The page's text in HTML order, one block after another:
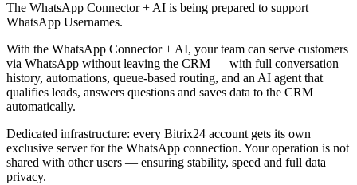
The WhatsApp Connector + AI is being prepared to support
WhatsApp Usernames.
With the WhatsApp Connector + AI, your team can serve customers
via WhatsApp without leaving the CRM — with full conversation
history, automations, queue-based routing, and an AI agent that
qualifies leads, answers questions and saves data to the CRM
automatically.
Dedicated infrastructure: every Bitrix24 account gets its own
exclusive server for the WhatsApp connection. Your operation is not
shared with other users — ensuring stability, speed and full data
privacy.